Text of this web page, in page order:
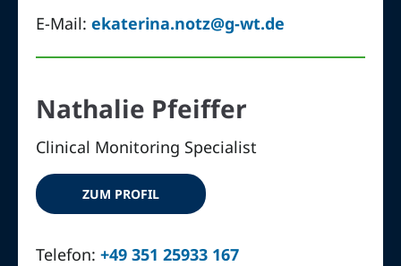
E-Mail:ekaterina.notz@g-wt.de
Nathalie Pfeiffer
Clinical Monitoring Specialist
ZUM PROFIL
Telefon:+49 351 25933 167